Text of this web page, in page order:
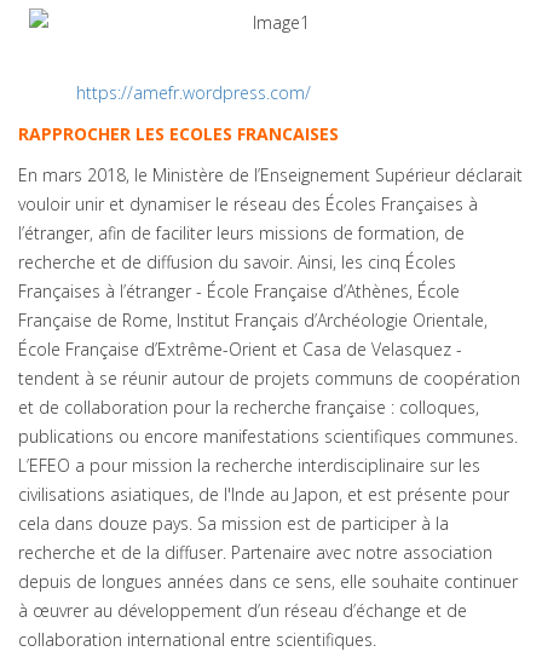
https://amefr.wordpress.com/
RAPPROCHER LES ECOLES FRANCAISES
En mars 2018, le Ministère de l’Enseignement Supérieur déclarait
vouloir unir et dynamiser le réseau des Écoles Françaises à
l’étranger, afin de faciliter leurs missions de formation, de
recherche et de diffusion du savoir. Ainsi, les cinq Écoles
Françaises à l’étranger - École Française d’Athènes, École
Française de Rome, Institut Français d’Archéologie Orientale,
École Française d’Extrême-Orient et Casa de Velasquez -
tendent à se réunir autour de projets communs de coopération
et de collaboration pour la recherche française : colloques,
publications ou encore manifestations scientifiques communes.
L’EFEO a pour mission la recherche interdisciplinaire sur les
civilisations asiatiques, de l'Inde au Japon, et est présente pour
cela dans douze pays. Sa mission est de participer à la
recherche et de la diffuser. Partenaire avec notre association
depuis de longues années dans ce sens, elle souhaite continuer
à œuvrer au développement d’un réseau d’échange et de
collaboration international entre scientifiques.